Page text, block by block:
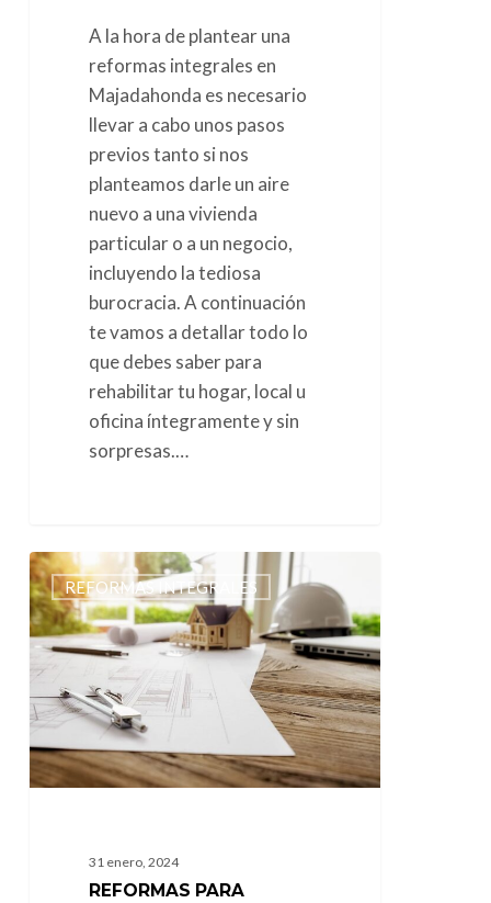
A la hora de plantear una
reformas integrales en
Majadahonda es necesario
llevar a cabo unos pasos
previos tanto si nos
planteamos darle un aire
nuevo a una vivienda
particular o a un negocio,
incluyendo la tediosa
burocracia. A continuación
te vamos a detallar todo lo
que debes saber para
rehabilitar tu hogar, local u
oficina íntegramente y sin
sorpresas.…
Reformas
para
revalorizar
una
vivienda
REFORMAS INTEGRALES
31 enero, 2024
REFORMAS PARA